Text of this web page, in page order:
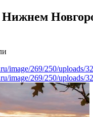
image/269/250/uploads/
image/269/250/uploads/